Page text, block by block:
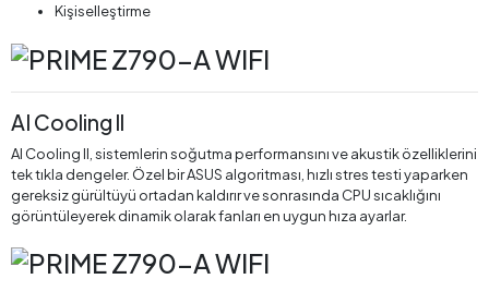
Kişiselleştirme
AI Cooling ll
AI Cooling II, sistemlerin soğutma performansını ve akustik özelliklerini
tek tıkla dengeler. Özel bir ASUS algoritması, hızlı stres testi yaparken
gereksiz gürültüyü ortadan kaldırır ve sonrasında CPU sıcaklığını
görüntüleyerek dinamik olarak fanları en uygun hıza ayarlar.